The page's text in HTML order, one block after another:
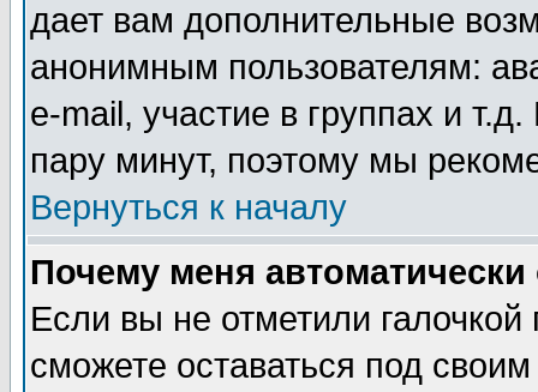
дает вам дополнительные
анонимным пользователям:
e-mail, участие в группах и
пару минут, поэтому мы
Вернуться к началу
Почему меня автоматически
Если вы не отметили галочкой
сможете оставаться под